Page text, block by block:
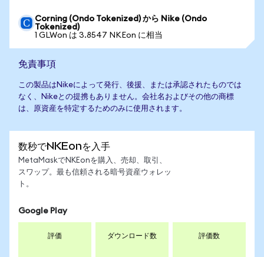
Corning (Ondo Tokenized) から Nike (Ondo
Tokenized)
1 GLWon は 3.8547 NKEon に相当
免責事項
この製品はNikeによって発行、後援、または承認されたものでは
なく、Nikeとの提携もありません。会社名およびその他の商標
は、原資産を特定するためのみに使用されます。
数秒でNKEonを入手
MetaMaskでNKEonを購入、売却、取引、
スワップ。最も信頼される暗号資産ウォレッ
ト。
Google Play
評価 ダウンロード数 評価数